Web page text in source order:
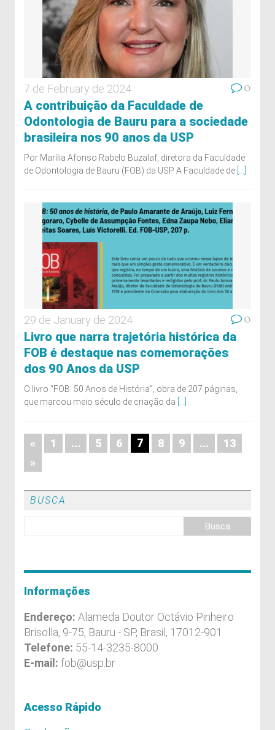
7 de February de 2024 0
A contribuição da Faculdade de
Odontologia de Bauru para a sociedade
brasileira nos 90 anos da USP
Por Marília Afonso Rabelo Buzalaf, diretora da Faculdade
de Odontologia de Bauru (FOB) da USP A Faculdade de
29 de January de 2024 0
Livro que narra trajetória histórica da
FOB é destaque nas comemorações
dos 90 Anos da USP
O livro “FOB: 50 Anos de História”, obra de 207 páginas,
que marcou meio século de criação da
« 1 … 5 6 7 8 9 …
13
»
BUSCA
Informações
Endereço: Alameda Doutor Octávio Pinheiro
Brisolla, 9-75, Bauru - SP, Brasil, 17012-901
Telefone: 55-14-3235-8000
E-mail: fob@usp.br
Acesso Rápido